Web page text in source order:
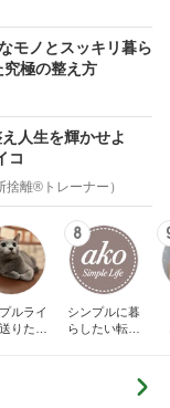
モノとスッキリ暮ら
極の整え方
コ
離®トレーナー）
ルライ
りたい
8
シンプルに暮
らしたい転勤